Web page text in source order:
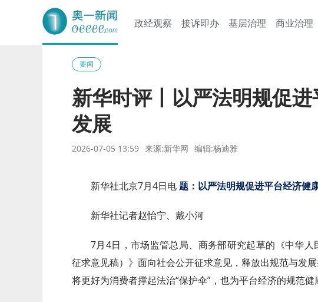
奥一网
政经观察 接诉即办 基层治理 商业治理
要闻
新华时评丨以严法明规促
发展
2026-07-05 13:59 来源:新华网 编辑:杨迪雅
新华社北京7月4日电题：以严法明规促进平台经济健
新华社记者赵怡宁、戴小河
7月4日，市场监管总局、商务部研究起草的《中华
征求意见稿）》面向社会公开征求意见，释放出规范与发
将更好为消费者撑起法治“保护伞”，也为平台经济的规范健